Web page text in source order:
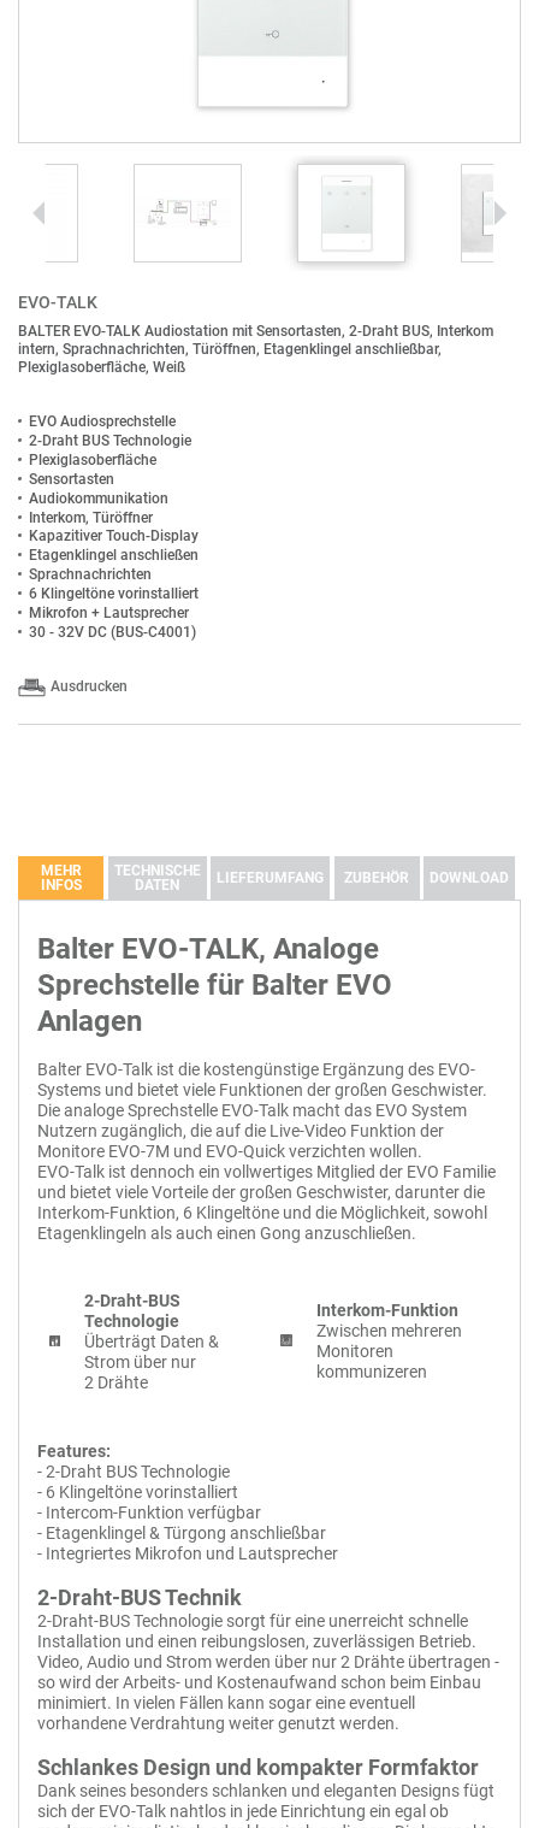
EVO-TALK
BALTER EVO-TALK Audiostation mit Sensortasten, 2-Draht BUS, Interkom
intern, Sprachnachrichten, Türöffnen, Etagenklingel anschließbar,
Plexiglasoberfläche, Weiß
EVO Audiosprechstelle
2-Draht BUS Technologie
Plexiglasoberfläche
Sensortasten
Audiokommunikation
Interkom, Türöffner
Kapazitiver Touch-Display
Etagenklingel anschließen
Sprachnachrichten
6 Klingeltöne vorinstalliert
Mikrofon + Lautsprecher
30 - 32V DC (BUS-C4001)
Ausdrucken
MEHR
INFOS
TECHNISCHE
DATEN
LIEFERUMFANG ZUBEHÖR DOWNLOAD
Balter EVO-TALK, Analoge
Sprechstelle für Balter EVO
Anlagen
Balter EVO-Talk ist die kostengünstige Ergänzung des EVO-
Systems und bietet viele Funktionen der großen Geschwister.
Die analoge Sprechstelle EVO-Talk macht das EVO System
Nutzern zugänglich, die auf die Live-Video Funktion der
Monitore EVO-7M und EVO-Quick verzichten wollen.
EVO-Talk ist dennoch ein vollwertiges Mitglied der EVO Familie
und bietet viele Vorteile der großen Geschwister, darunter die
Interkom-Funktion, 6 Klingeltöne und die Möglichkeit, sowohl
Etagenklingeln als auch einen Gong anzuschließen.
2-Draht-BUS
Technologie
Überträgt Daten &
Strom über nur
2 Drähte
Interkom-Funktion
Zwischen mehreren
Monitoren
kommunizeren
Features:
- 2-Draht BUS Technologie
- 6 Klingeltöne vorinstalliert
- Intercom-Funktion verfügbar
- Etagenklingel & Türgong anschließbar
- Integriertes Mikrofon und Lautsprecher
2-Draht-BUS Technik
2-Draht-BUS Technologie sorgt für eine unerreicht schnelle
Installation und einen reibungslosen, zuverlässigen Betrieb.
Video, Audio und Strom werden über nur 2 Drähte übertragen -
so wird der Arbeits- und Kostenaufwand schon beim Einbau
minimiert. In vielen Fällen kann sogar eine eventuell
vorhandene Verdrahtung weiter genutzt werden.
Schlankes Design und kompakter Formfaktor
Dank seines besonders schlanken und eleganten Designs fügt
sich der EVO-Talk nahtlos in jede Einrichtung ein egal ob
Kommunikation
Audio
Touchscreen Technologie
Sensortasten
Befestigungsart
Verkabelung
2-Draht BUS
Farbe
Weiß
Funktionen
Mit Besuchern sprechen, Interkom, Unterstützt
Interkom-Funktion
Ja
Bildschirmmenü
Nein
Mobile-Apps
Nein
Interkom intern, Sprachnachrichten, Türöffnen, Etagenklingel anschl.,
Plexiglas, Weiß - EVO-TALK
Wandhalterung
Pin Kabel
Schrauben und Dübel
Bedienungsanleitung
BALTER EVO Silver Türstation für 3 Teilnehmer, 2-Draht BUS Technologie
(Video / Audio / Strom), 150° Weitwinkelkamera
Türstation für 3 Familien
Gebürst. Aluminiumplatte
Farbvariante "Silver"
Hochauflösende Kamera
Freisprechfunktion
Unterputz-Montage
Schutzklasse IP44
Zum Vergleich hinzufügen
2.02M
Balter EVO Produktpräsentation v1.0